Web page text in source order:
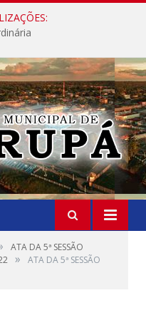
ATA DA 5ª SESSÃO
»
ATA DA 5ª SESSÃO